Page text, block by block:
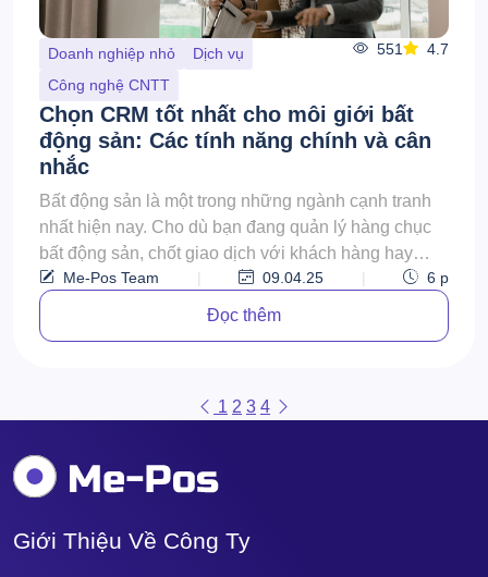
Doanh nghiệp nhỏ
Dịch vụ
Công nghệ CNTT
551 4.7
Chọn CRM tốt nhất cho môi giới bất
động sản: Các tính năng chính và cân
nhắc
Bất động sản là một trong những ngành cạnh tranh
nhất hiện nay. Cho dù bạn đang quản lý hàng chục
bất động sản, chốt giao dịch với khách hàng hay
điều...Me-Pos Team | 09.04.25 | 6 p
Đọc thêm
1 2 3 4
Giới Thiệu Về Công Ty